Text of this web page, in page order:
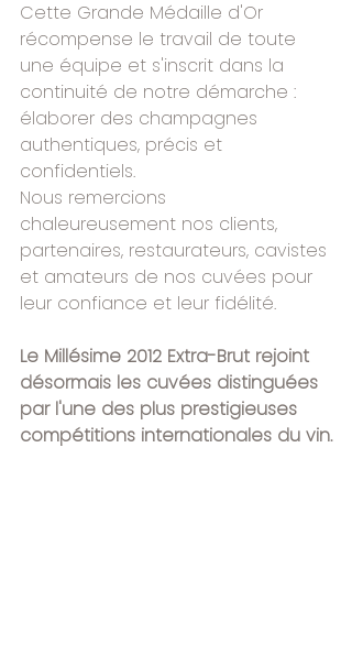
Cette Grande Médaille d'Or
récompense le travail de toute
une équipe et s'inscrit dans la
continuité de notre démarche :
élaborer des champagnes
authentiques, précis et
confidentiels.
Nous remercions
chaleureusement nos clients,
partenaires, restaurateurs, cavistes
et amateurs de nos cuvées pour
leur confiance et leur fidélité.
Le Millésime 2012 Extra-Brut rejoint
désormais les cuvées distinguées
par l'une des plus prestigieuses
compétitions internationales du vin.